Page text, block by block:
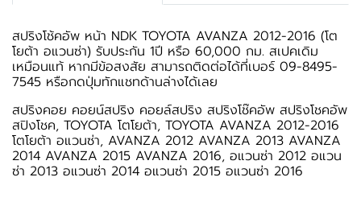
สปริงโช้คอัพ หน้า NDK TOYOTA AVANZA 2012-2016 (โต
โยต้า อแวนซ่า) รับประกัน 1ปี หรือ 60,000 กม. สเปคเดิม
เหมือนแท้ หากมีข้อสงสัย สามารถติดต่อได้ที่เบอร์ 09-8495-
7545 หรือกดปุ่มทักแชทด้านล่างได้เลย
สปริงคอย คอยน์สปริง คอยล์สปริง สปริงโช๊คอัพ สปริงโชคอัพ
สปิงโชค, TOYOTA โตโยต้า, TOYOTA AVANZA 2012-2016
โตโยต้า อแวนซ่า, AVANZA 2012 AVANZA 2013 AVANZA
2014 AVANZA 2015 AVANZA 2016, อแวนซ่า 2012 อแวน
ซ่า 2013 อแวนซ่า 2014 อแวนซ่า 2015 อแวนซ่า 2016